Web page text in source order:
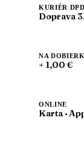
KURIÉR DPD
Doprava
NA
+ 1,00 €
ONLINE
Karta ·